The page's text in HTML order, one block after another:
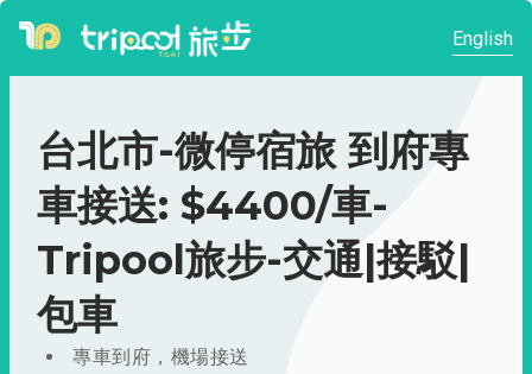
English
台北市-微停宿旅 到府專
車接送: $4400/車-
Tripool旅步-交通|接駁|
包車
專車到府，機場接送